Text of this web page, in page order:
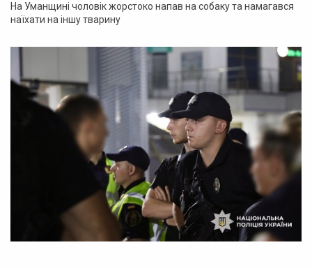
На Уманщині чоловік жорстоко напав на собаку та намагався
наїхати на іншу тварину